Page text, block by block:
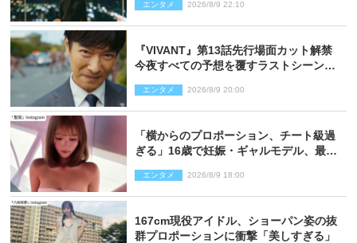
エンタメ 2026/8/9 22:10
『VIVANT』第13話先行場面カット解禁
今夜すべての予想を覆すラストシーン
エンタメ 2026/8/9 20:00
「横からのプロポーション、チート級過
ぎる」16歳で妊娠・ギャルモデル、最新
エンタメ 2026/8/9 18:00
167cm現役アイドル、ショーパン姿の抜
群プロポーションに衝撃「美しすぎる」